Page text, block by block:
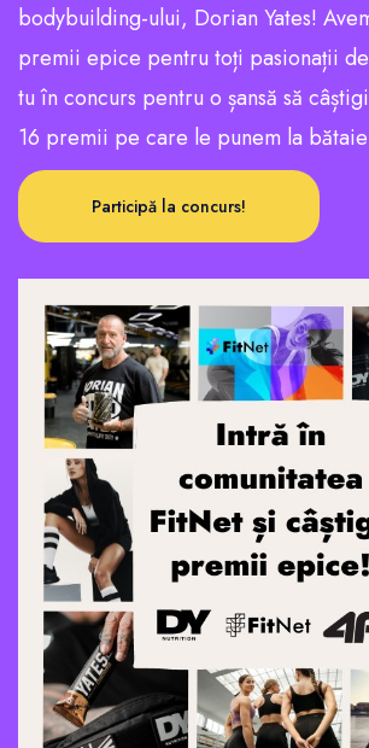
bodybuilding-ului, Dorian Yates!
premii epice pentru toți pasionații
tu în concurs pentru o șansă să
16 premii pe care le punem la
Participă la concurs!